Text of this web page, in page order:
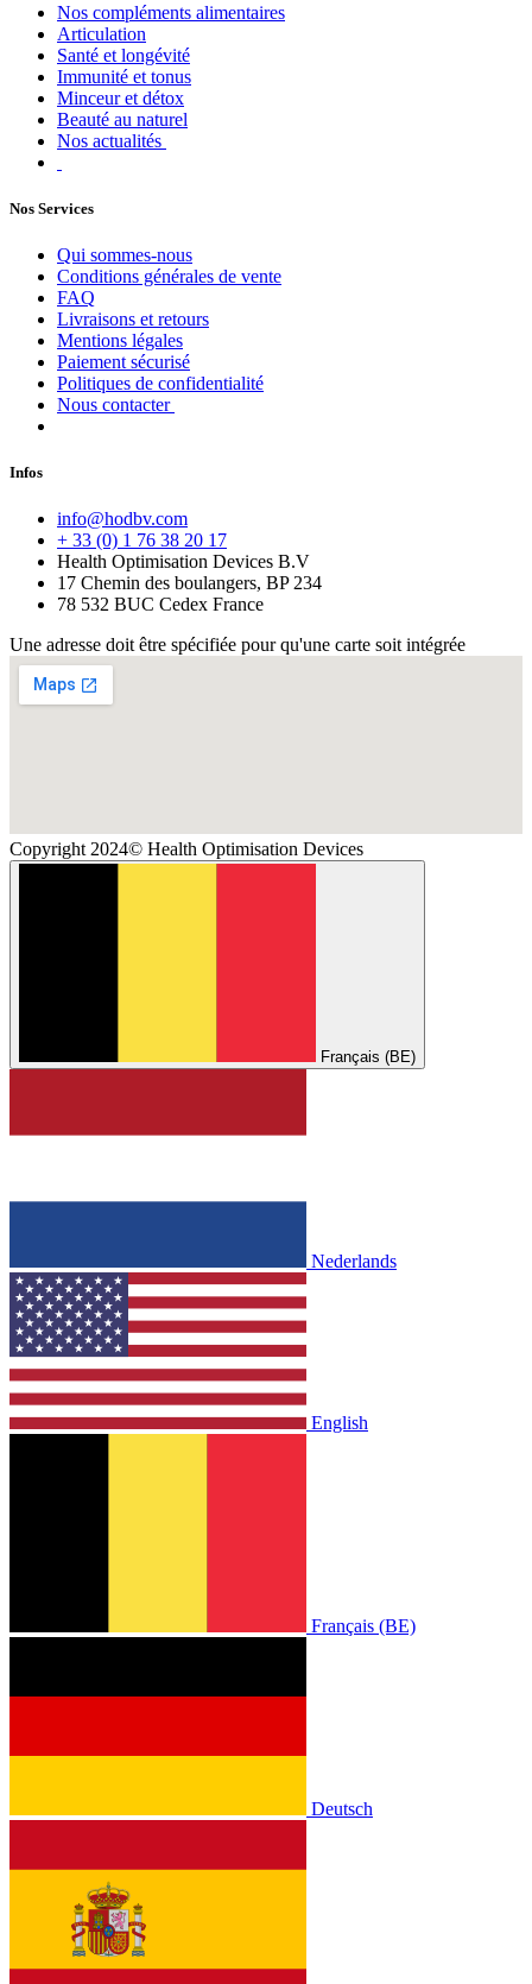
Nos compléments alimentaires
Articulation
Santé et longévité
Immunité et tonus
Minceur et détox
Beauté au naturel
Nos actualités
Nos Services
Qui sommes-nous
Conditions générales de vente
FAQ
Livraisons et retours
Mentions légales
Paiement sécurisé
Politiques de confidentialité
Nous contacter
Infos
info@hodbv.com
+ 33 (0) 1 76 38 20 17
Health Optimisation Devices B.V
17 Chemin des boulangers, BP 234
78 532 BUC Cedex France
Une adresse doit être spécifiée pour qu'une carte soit intégrée
Copyright 2024© Health Optimisation Devices
Français (BE)
Nederlands
English
Français (BE)
Deutsch